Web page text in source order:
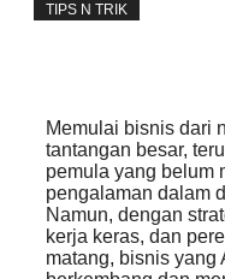
TIPS N TRIK
Memulai bisnis dari
tantangan besar,
pemula yang belum
pengalaman dalam
Namun, dengan
kerja keras, dan
matang, bisnis yang